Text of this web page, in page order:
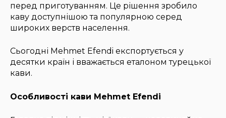
перед приготуванням. Це рішення зробило
каву доступнішою та популярною серед
широких верств населення.
Сьогодні Mehmet Efendi експортується у
десятки країн і вважається еталоном турецької
кави.
Особливості кави Mehmet Efendi